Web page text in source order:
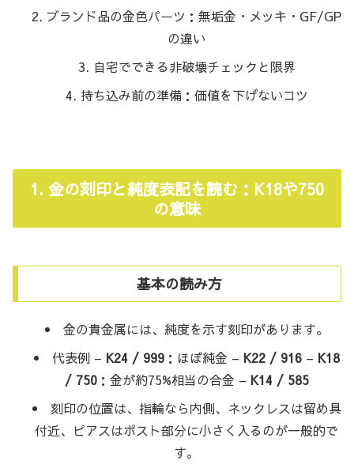
ブランド品の金色パーツ：無垢金・メッキ・GF/GP
の違い
自宅でできる非破壊チェックと限界
持ち込み前の準備：価値を下げないコツ
1. 金の刻印と純度表記を読む：K18や750
の意味
基本の読み方
金の貴金属には、純度を示す刻印があります。
代表例 – K24 / 999：ほぼ純金 – K22 / 916– K18
/ 750：金が約75%相当の合金 – K14 / 585
刻印の位置は、指輪なら内側、ネックレスは留め具
付近、ピアスはポスト部分に小さく入るのが一般的で
す。